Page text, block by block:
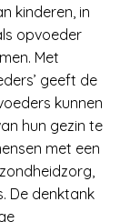
kinderen, in
opvoeder
Met
geeft de
kunnen
hun gezin te
met een
De denktank